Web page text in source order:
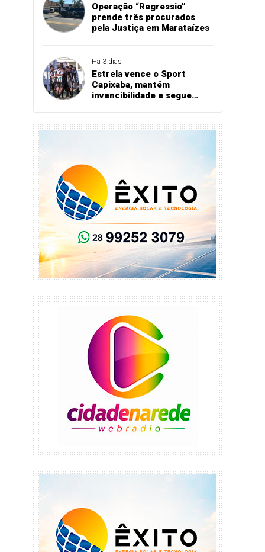
Operação “Regressio”
prende três procurados
pela Justiça em Marataízes
Há 3 dias
Estrela vence o Sport
Capixaba, mantém
invencibilidade e segue